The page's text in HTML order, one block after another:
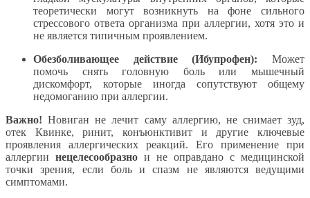
теоретически могут возникнуть на фоне сильного
стрессового ответа организма при аллергии, хотя это и
не является типичным проявлением.
Обезболивающее действие (Ибупрофен): Может
помочь снять головную боль или мышечный
дискомфорт, которые иногда сопутствуют общему
недомоганию при аллергии.
Важно! Новиган не лечит саму аллергию, не снимает зуд,
отек Квинке, ринит, конъюнктивит и другие ключевые
проявления аллергических реакций. Его применение при
аллергии нецелесообразно и не оправдано с медицинской
точки зрения, если боль и спазм не являются ведущими
симптомами.